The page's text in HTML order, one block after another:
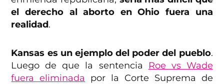
el derecho al aborto en Ohio fuera una
realidad.
Kansas es un ejemplo del poder del pueblo.
Luego de que la sentencia
Roe vs Wade
fuera eliminada
por la Corte Suprema de